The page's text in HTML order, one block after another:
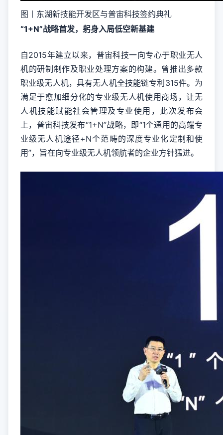
图丨东湖新技能开发区与普宙科技签约典礼
“1+N”战略首发，躬身入局低空新基建
自2015年建立以来，普宙科技一向专心于职业无人
机的研制制作及职业处理方案的构建。曾推出多款
职业级无人机，具有无人机全技能链专利315件。为
满足于愈加细分化的专业级无人机使用商场，让无
人机技能赋能社会管理及专业使用，此次发布会
上，普宙科技发布“1+N”战略，即“1个通用的高端专
业级无人机途径+N个范畴的深度专业化定制和使
用”，旨在向专业级无人机领航者的企业方针猛进。